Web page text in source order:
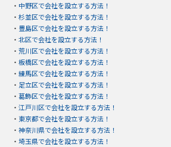
・ 中野区で会社を設立する方法！
・ 杉並区で会社を設立する方法！
・ 豊島区で会社を設立する方法！
・ 北区で会社を設立する方法！
・ 荒川区で会社を設立する方法！
・ 板橋区で会社を設立する方法！
・ 練馬区で会社を設立する方法！
・ 足立区で会社を設立する方法！
・ 葛飾区で会社を設立する方法！
・ 江戸川区で会社を設立する方法！
・ 東京都で会社を設立する方法！
・ 神奈川県で会社を設立する方法！
・ 埼玉県で会社を設立する方法！